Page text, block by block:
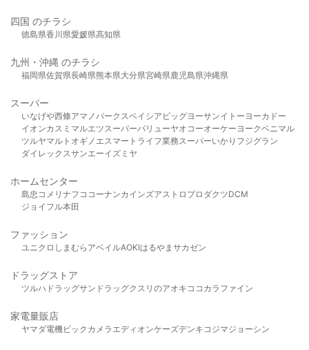
四国 のチラシ
徳島県香川県愛媛県高知県
九州・沖縄 のチラシ
福岡県佐賀県長崎県熊本県大分県宮崎県鹿児島県沖縄県
スーパー
いなげや西條アマノパークスベイシア ビッグヨーサンイトーヨーカドー
イオンカスミ マルエツスーパーバリューヤオコーオーケー ヨークベニマル
ツルヤマルト オギノ エスマート ライフ業務スーパーいかり フジグラン
ダイレックスサンエーイズミヤ
ホームセンター
島忠 コメリ ナフコ コーナンカインズアストロプロダクツDCM
ジョイフル本田
ファッション
ユニクロ しまむら アベイルAOKIはるやま サカゼン
ドラッグストア
ツルハドラッグサンドラッグクスリのアオキ ココカラファイン
家電量販店
ヤマダ電機ビックカメラ エディオンケーズデンキ コジマジョーシン